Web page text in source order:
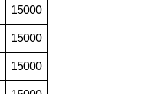
15000
15000
15000